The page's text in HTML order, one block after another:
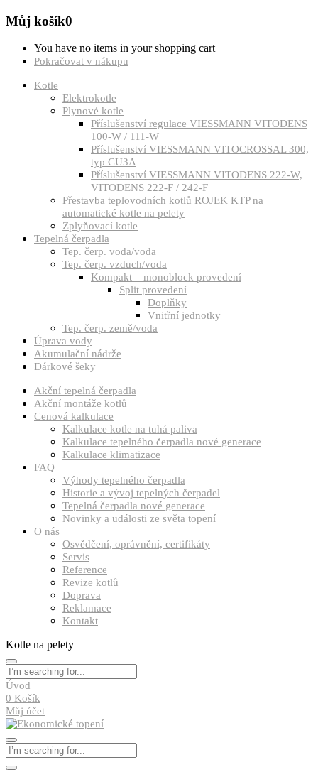
Můj košík0
You have no items in your shopping cart
Pokračovat v nákupu
Kotle
Elektrokotle
Plynové kotle
Příslušenství regulace VIESSMANN VITODENS
100-W / 111-W
Příslušenství VIESSMANN VITOCROSSAL 300,
typ CU3A
Příslušenství VIESSMANN VITODENS 222-W,
VITODENS 222-F / 242-F
Přestavba teplovodních kotlů ROJEK KTP na
automatické kotle na pelety
Zplyňovací kotle
Tepelná čerpadla
Tep. čerp. voda/voda
Tep. čerp. vzduch/voda
Kompakt – monoblock provedení
Split provedení
Doplňky
Vnitřní jednotky
Tep. čerp. země/voda
Úprava vody
Akumulační nádrže
Dárkové šeky
Akční tepelná čerpadla
Akční montáže kotlů
Cenová kalkulace
Kalkulace kotle na tuhá paliva
Kalkulace tepelného čerpadla nové generace
Kalkulace klimatizace
FAQ
Výhody tepelného čerpadla
Historie a vývoj tepelných čerpadel
Tepelná čerpadla nové generace
Novinky a události ze světa topení
O nás
Osvědčení, oprávnění, certifikáty
Servis
Reference
Revize kotlů
Doprava
Reklamace
Kontakt
Kotle na pelety
Úvod
0 Košík
Můj účet